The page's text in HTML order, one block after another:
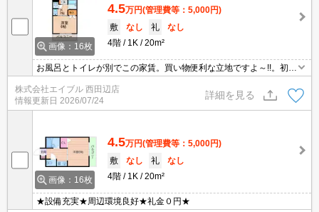
画像：16枚
4.5万円(管理費等：5,000円)
敷
なし 礼
なし
4階
1K 20m²
お風呂とトイレが別でこの家賃。買い物便利な立地ですよ～!!。初め
ての一人暮らしはこのお部屋から。現地待ち合わせ、物件ご案内可
能。オンライン内見対応可。ぜひお問い合わせください!。
株式会社エイブル 西田辺店
情報更新日 2026/07/24
詳細を見る
画像：16枚
4.5万円(管理費等：5,000円)
敷
なし 礼
なし
4階
1K 20m²
★設備充実★周辺環境良好★礼金０円★